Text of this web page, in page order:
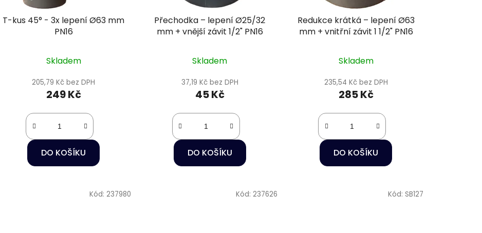
T-kus 45° - 3x lepení Ø63 mm
PN16
Skladem
205,79 Kč bez DPH
249 Kč
DO KOŠÍKU
Přechodka – lepení Ø25/32
mm + vnější závit 1/2" PN16
Skladem
37,19 Kč bez DPH
45 Kč
DO KOŠÍKU
Redukce krátká – lepení Ø63
mm + vnitřní závit 1 1/2" PN16
Skladem
235,54 Kč bez DPH
285 Kč
DO KOŠÍKU
Kód: 237980 Kód: 237626 Kód: SB127